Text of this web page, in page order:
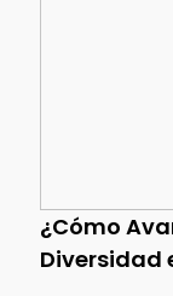
¿Cómo
Diversidad